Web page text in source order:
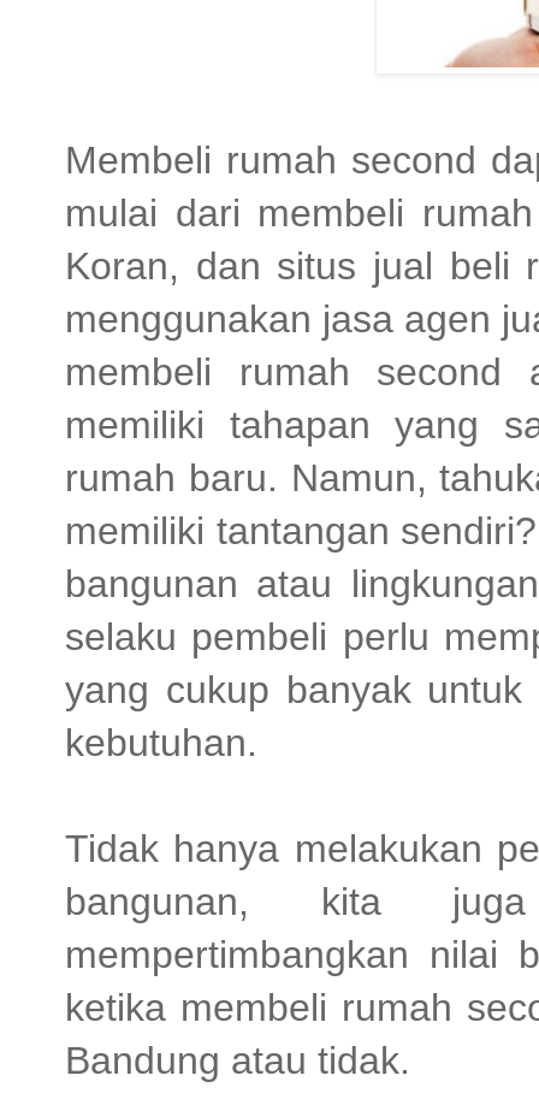
Membeli rumah second
mulai dari membeli
Koran, dan situs jual beli
menggunakan jasa agen
membeli rumah second
memiliki tahapan yang
rumah baru. Namun,
memiliki tantangan
bangunan atau
selaku pembeli perlu
yang cukup banyak
kebutuhan.
Tidak hanya melakukan
bangunan, kita
mempertimbangkan nilai
ketika membeli rumah
Bandung atau tidak.